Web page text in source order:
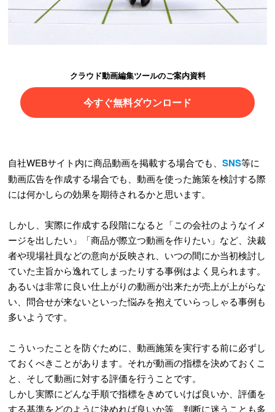
クラウド動画編集ツールのご案内資料
今すぐ無料ダウンロード
自社WEBサイト内に商品動画を掲載する場合でも、SNS等に
動画広告を作成する場合でも、動画を使った施策を検討する際
には何かしらの効果を期待されるかと思います。
しかし、実際に作成する段階になると「この会社のようなイメ
ージを出したい」「商品が際立つ動画を作りたい」など、決裁
者や現場社員などの意向が反映され、いつの間にか当初検討し
ていた主旨から逸れてしまったりする事例はよく見られます。
あるいは非常に良い仕上がりの動画が出来たが売上が上がらな
い、問合せが来ないといった悩みを抱えていらっしゃる事例も
多いようです。
こういったことを防ぐために、動画施策を実行する前に必ずし
ておくべきことがあります。それが動画の指標を決めておくこ
と、そして動画に対する評価を行うことです。
しかし実際にどんな手順で指標をきめていけば良いか、評価を
する基準をどのように決めれば良いか等、判断に迷うことも多